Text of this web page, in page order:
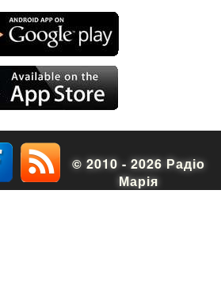
© 2010 - 2026 Радіо
Марія